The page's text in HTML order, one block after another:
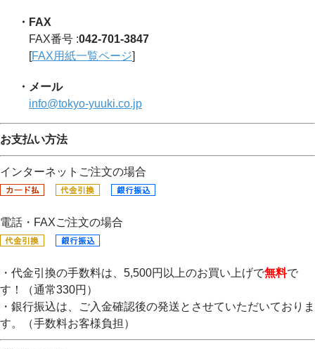
・FAX
FAX番号 :042-701-3847
[FAX用紙一覧ページ]
・メール
info@tokyo-yuuki.co.jp
お支払い方法
インターネットご注文の場合
電話・FAXご注文の場合
・代金引換の手数料は、5,500円以上のお買い上げで無料で
す！（通常330円）
・銀行振込は、ご入金確認後の発送とさせていただいておりま
す。（手数料お客様負担）